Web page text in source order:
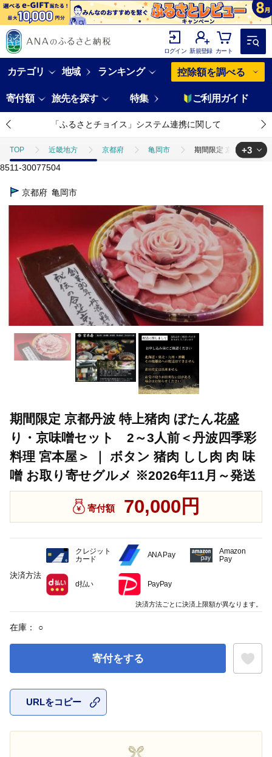
ログイン 新規登録 カート
カテゴリ 地域 ランキング 控除額を調べる
寄付額 旅先を探す 特集 ご利用ガイド
「ふるさとチョイス」システム連携に関して
TOP 近畿地方 京都府 亀岡市 期間限定 京都丹波 特
TOP 肉
TOP 肉
鍋 期間限定 京都丹波 特上猪肉 ぼたん花盛
+3
8511-30077504
京都府 亀岡市
期間限定 京都丹波 特上猪肉 ぼたん花盛
り・京味噌セット 2～3人前＜丹波四季彩
料理 宮本屋＞ ｜ ボタン 猪肉 しし肉 肉 味
噌 お取り寄せグルメ ※2026年11月～発送
寄付額 70,000円
在庫： ○
寄付をする
URLをコピー
決済方法
クレジット
カード
ANA Pay
Amazon
Pay
d払い PayPay
決済方法ごとに決済上限額が異なります。